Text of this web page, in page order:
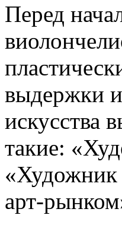
Перед
выдержки
искусства
такие:
«Художник
арт-